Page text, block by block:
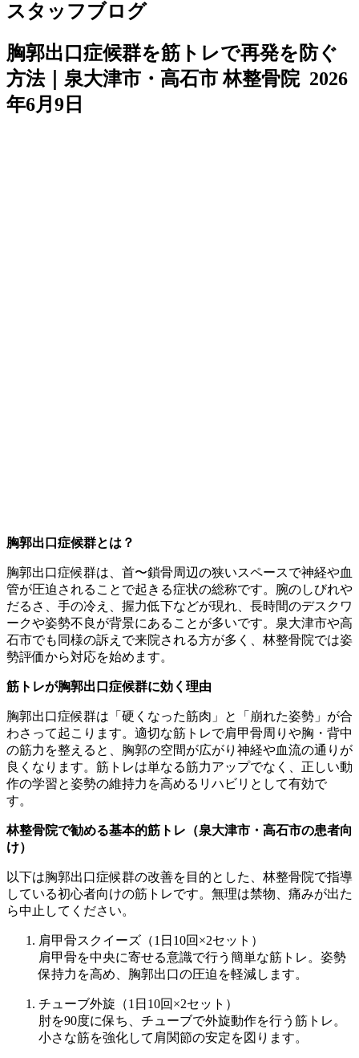
スタッフブログ
胸郭出口症候群を筋トレで再発を防ぐ
方法｜泉大津市・高石市 林整骨院 2026
年6月9日
胸郭出口症候群とは？
胸郭出口症候群は、首〜鎖骨周辺の狭いスペースで神経や血
管が圧迫されることで起きる症状の総称です。腕のしびれや
だるさ、手の冷え、握力低下などが現れ、長時間のデスクワ
ークや姿勢不良が背景にあることが多いです。泉大津市や高
石市でも同様の訴えで来院される方が多く、林整骨院では姿
勢評価から対応を始めます。
筋トレが胸郭出口症候群に効く理由
胸郭出口症候群は「硬くなった筋肉」と「崩れた姿勢」が合
わさって起こります。適切な筋トレで肩甲骨周りや胸・背中
の筋力を整えると、胸郭の空間が広がり神経や血流の通りが
良くなります。筋トレは単なる筋力アップでなく、正しい動
作の学習と姿勢の維持力を高めるリハビリとして有効で
す。
林整骨院で勧める基本的筋トレ（泉大津市・高石市の患者向
け）
以下は胸郭出口症候群の改善を目的とした、林整骨院で指導
している初心者向けの筋トレです。無理は禁物、痛みが出た
ら中止してください。
肩甲骨スクイーズ（1日10回×2セット）
肩甲骨を中央に寄せる意識で行う簡単な筋トレ。姿勢
保持力を高め、胸郭出口の圧迫を軽減します。
チューブ外旋（1日10回×2セット）
肘を90度に保ち、チューブで外旋動作を行う筋トレ。
小さな筋を強化して肩関節の安定を図ります。